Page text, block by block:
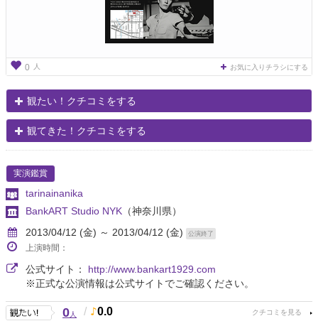
0 人 お気に入りチラシにする
観たい！クチコミをする
観てきた！クチコミをする
実演鑑賞
tarinainanika
BankART Studio NYK （神奈川県）
2013/04/12 (金) ～ 2013/04/12 (金)
公演終了
上演時間：
公式サイト： http://www.bankart1929.com
※正式な公演情報は公式サイトでご確認ください。
0人 / 0.0